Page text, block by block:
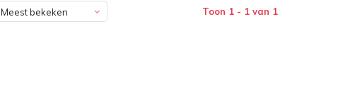
Meest bekeken Toon 1 - 1 van 1